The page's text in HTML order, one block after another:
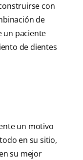
con
de
un paciente
de dientes
un motivo
en su sitio,
su mejor